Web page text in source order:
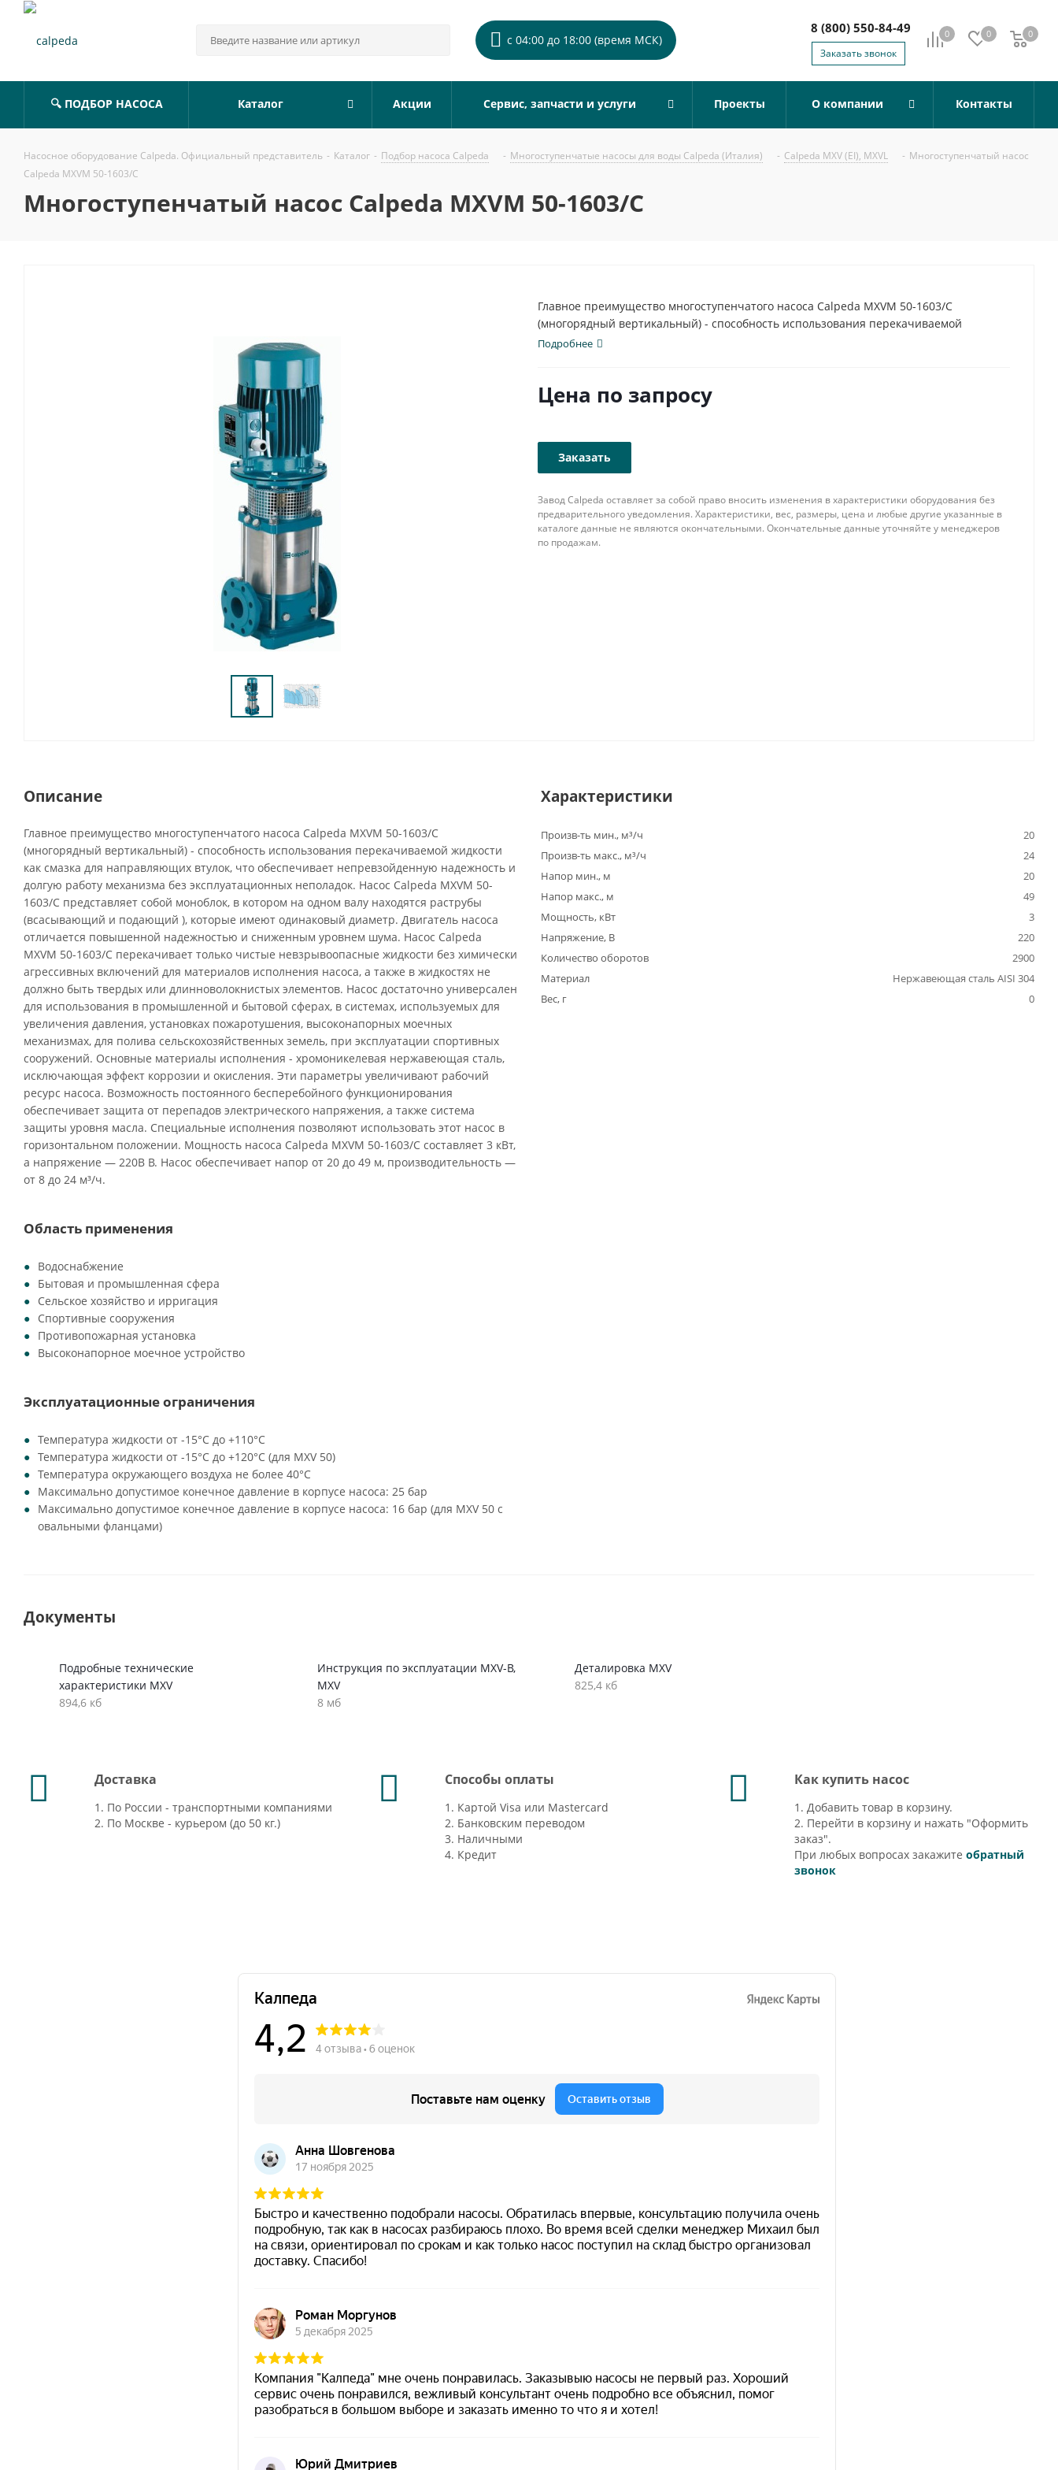
с 04:00 до 18:00 (время МСК) 0 0 0
0
8 (800) 550-84-49
Заказать звонок
🔍 ПОДБОР НАСОСА Каталог Акции Сервис, запчасти и услуги Проекты О компании Контакты
Насосное оборудование Calpeda. Официальный представитель - Каталог - Подбор насоса Calpeda - Многоступенчатые насосы для воды Calpeda (Италия) - Calpeda MXV (EI), MXVL - Многоступенчатый насос
Calpeda MXVM 50-1603/C
Многоступенчатый насос Calpeda MXVM 50-1603/C
Главное преимущество многоступенчатого насоса Calpeda MXVM 50-1603/C
(многорядный вертикальный) - способность использования перекачиваемой
жидкости...
Подробнее
Цена по запросу
Заказать
Завод Calpeda оставляет за собой право вносить изменения в характеристики оборудования без
предварительного уведомления. Характеристики, вес, размеры, цена и любые другие указанные в
каталоге данные не являются окончательными. Окончательные данные уточняйте у менеджеров
по продажам.
Описание
Главное преимущество многоступенчатого насоса Calpeda MXVM 50-1603/C
(многорядный вертикальный) - способность использования перекачиваемой жидкости
как смазка для направляющих втулок, что обеспечивает непревзойденную надежность и
долгую работу механизма без эксплуатационных неполадок. Насос Calpeda MXVM 50-
1603/C представляет собой моноблок, в котором на одном валу находятся раструбы
(всасывающий и подающий ), которые имеют одинаковый диаметр. Двигатель насоса
отличается повышенной надежностью и сниженным уровнем шума. Насос Calpeda
MXVM 50-1603/C перекачивает только чистые невзрывоопасные жидкости без химически
агрессивных включений для материалов исполнения насоса, а также в жидкостях не
должно быть твердых или длинноволокнистых элементов. Насос достаточно универсален
для использования в промышленной и бытовой сферах, в системах, используемых для
увеличения давления, установках пожаротушения, высоконапорных моечных
механизмах, для полива сельскохозяйственных земель, при эксплуатации спортивных
сооружений. Основные материалы исполнения - хромоникелевая нержавеющая сталь,
исключающая эффект коррозии и окисления. Эти параметры увеличивают рабочий
ресурс насоса. Возможность постоянного бесперебойного функционирования
обеспечивает защита от перепадов электрического напряжения, а также система
защиты уровня масла. Специальные исполнения позволяют использовать этот насос в
горизонтальном положении. Мощность насоса Calpeda MXVM 50-1603/C составляет 3 кВт,
а напряжение — 220В В. Насос обеспечивает напор от 20 до 49 м, производительность —
от 8 до 24 м³/ч.
Область применения
Водоснабжение
Бытовая и промышленная сфера
Сельское хозяйство и ирригация
Спортивные сооружения
Противопожарная установка
Высоконапорное моечное устройство
Эксплуатационные ограничения
Температура жидкости от -15°C до +110°C
Температура жидкости от -15°C до +120°C (для MXV 50)
Температура окружающего воздуха не более 40°C
Максимально допустимое конечное давление в корпусе насоса: 25 бар
Максимально допустимое конечное давление в корпусе насоса: 16 бар (для MXV 50 с
овальными фланцами)
Характеристики
Произв-ть мин., м³/ч
20
Произв-ть макс., м³/ч
24
Напор мин., м
20
Напор макс., м
49
Мощность, кВт
3
Напряжение, В
220
Количество оборотов
2900
Материал
Нержавеющая сталь AISI 304
Вес, г
0
Документы
Подробные технические
характеристики MXV
894,6 кб
Инструкция по эксплуатации MXV-B,
MXV
8 мб
Деталировка MXV
825,4 кб
Доставка
1. По России - транспортными компаниями
2. По Москве - курьером (до 50 кг.)
Способы оплаты
1. Картой Visa или Mastercard
2. Банковским переводом
3. Наличными
4. Кредит
Как купить насос
1. Добавить товар в корзину.
2. Перейти в корзину и нажать "Оформить
заказ".
При любых вопросах закажитеобратный
звонок